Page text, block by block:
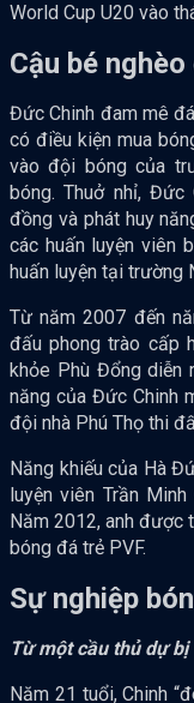
World Cup U20 vào
Cậu bé
Đức Chinh đam mê
có điều kiện mua
vào đội bóng của
bóng. Thuở nhỉ, Đức
đồng và phát huy
các huấn luyện viên
huấn luyện tại trường
Từ năm 2007 đến
đấu phong trào cấp
khỏe Phù Đổng diễn
năng của Đức Chinh
đội nhà Phú Thọ thi
Năng khiếu của Hà
luyện viên Trần
Năm 2012, anh được
bóng đá trẻ PVF.
Sự nghiệp
Từ một cầu thủ dự bị
Năm 21 tuổi, Chinh